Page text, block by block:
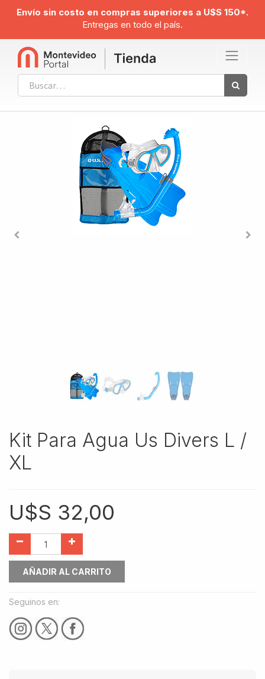
Envío sin costo en compras superiores a U$S 150*.
Entregas en todo el país.
Kit Para Agua Us Divers L /
XL
U$S 32,00
AÑADIR AL CARRITO
Seguinos en: